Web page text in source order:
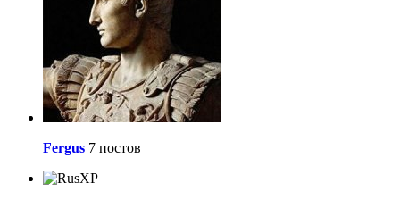
Fergus 7 постов